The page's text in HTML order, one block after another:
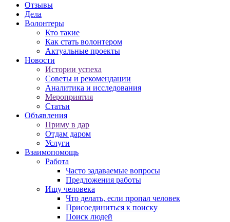
Отзывы
Дела
Волонтеры
Кто такие
Как стать волонтером
Актуальные проекты
Новости
Истории успеха
Советы и рекомендации
Аналитика и исследования
Мероприятия
Статьи
Объявления
Приму в дар
Отдам даром
Услуги
Взаимопомощь
Работа
Часто задаваемые вопросы
Предложения работы
Ищу человека
Что делать, если пропал человек
Присоединиться к поиску
Поиск людей